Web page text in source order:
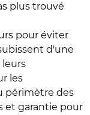
plus trouvé
pour éviter
d'une
leurs
les
périmètre des
et garantie pour